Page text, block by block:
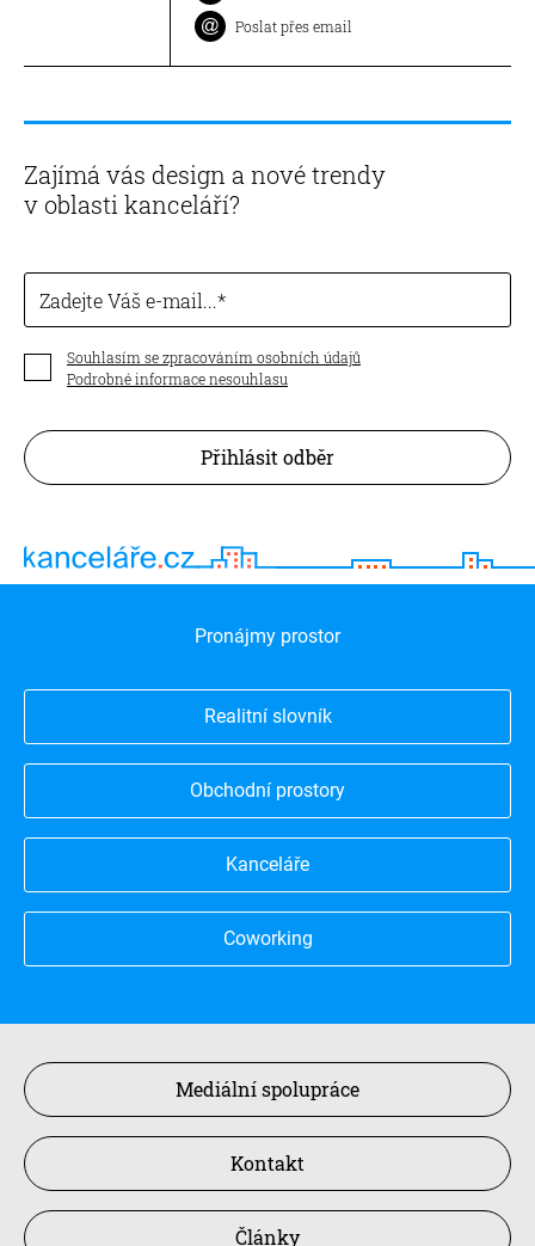
Poslat přes email
Zajímá vás design a nové trendy
v oblasti kanceláří?
Zadejte Váš e-mail...
Souhlasím se zpracováním osobních údajů
Podrobné informace nesouhlasu
Přihlásit odběr
Pronájmy prostor
Realitní slovník
Obchodní prostory
Kanceláře
Coworking
Mediální spolupráce
Kontakt
Články